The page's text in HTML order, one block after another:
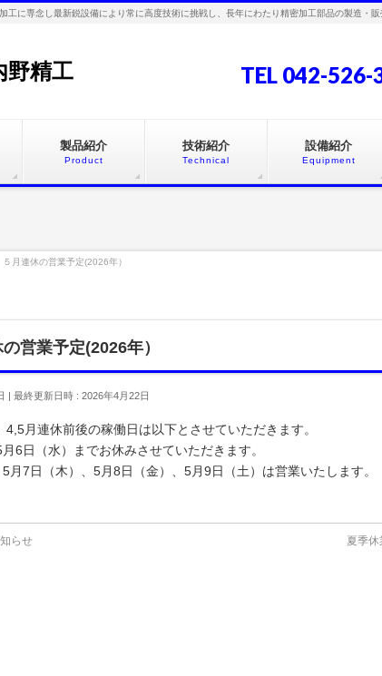
工に専念し最新鋭設備により常に高度技術に挑戦し、長年にわたり精密加工部品の製造・販
野精工 TEL 042-
製品紹介
Product
技術紹介
Technical
設備紹介
Equipment
５月連休の営業予定(2026年）
営業予定(2026年）
最終更新日時 : 2026年4月22日
4,5月連休前後の稼働日は以下とさせていただきます。
6日（水）までお休みさせていただきます。
月7日（木）、5月8日（金）、5月9日（土）は営業いたします。
らせ 夏季休